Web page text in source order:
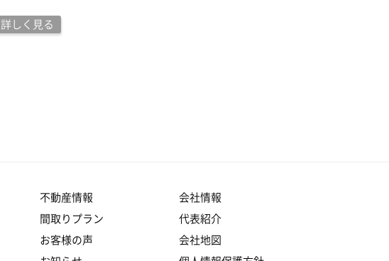
詳しく見る
不動産情報
間取りプラン
お客様の声
会社情報
代表紹介
会社地図